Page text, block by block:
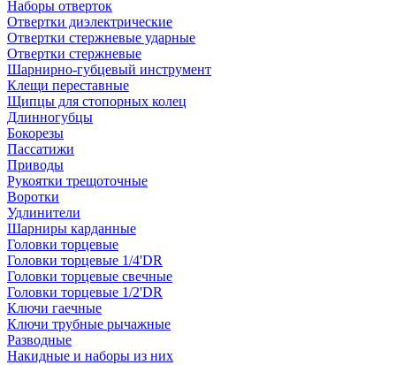
Наборы отверток
Отвертки диэлектрические
Отвертки стержневые ударные
Отвертки стержневые
Шарнирно-губцевый инструмент
Клещи переставные
Щипцы для стопорных колец
Длинногубцы
Бокорезы
Пассатижи
Приводы
Рукоятки трещоточные
Воротки
Удлинители
Шарниры карданные
Головки торцевые
Головки торцевые 1/4'DR
Головки торцевые свечные
Головки торцевые 1/2'DR
Ключи гаечные
Ключи трубные рычажные
Разводные
Накидные и наборы из них